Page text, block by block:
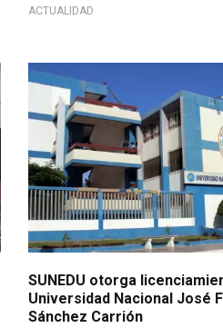
ACTUALIDAD
SUNEDU otorga
Universidad Nacional José
Sánchez Carrión